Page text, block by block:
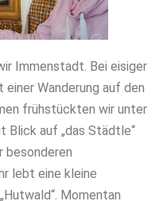
Immenstadt. Bei eisiger
Wanderung auf den
frühstückten wir unter
Blick auf „das Städtle“
besonderen
lebt eine kleine
Momentan